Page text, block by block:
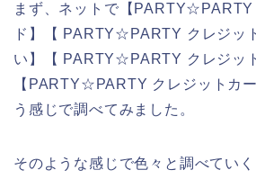
まず、ネットで【PARTY☆PARTY
ド】【 PARTY☆PARTY クレジ
い】【 PARTY☆PARTY クレジッ
【PARTY☆PARTY クレジットカ
う感じで調べてみました。
そのような感じで色々と調べていく